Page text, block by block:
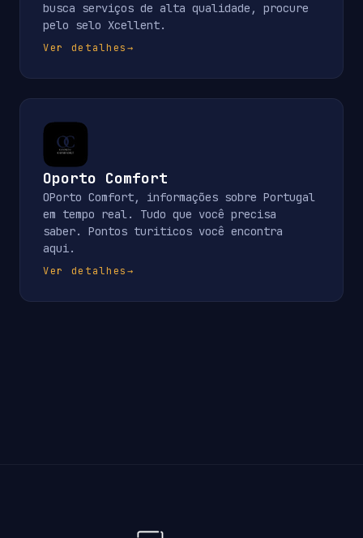
busca serviços de alta qualidade, procure
pelo selo Xcellent.
Ver detalhes→
Oporto Comfort
OPorto Comfort, informações sobre Portugal
em tempo real. Tudo que você precisa
saber. Pontos turiticos você encontra
aqui.
Ver detalhes→